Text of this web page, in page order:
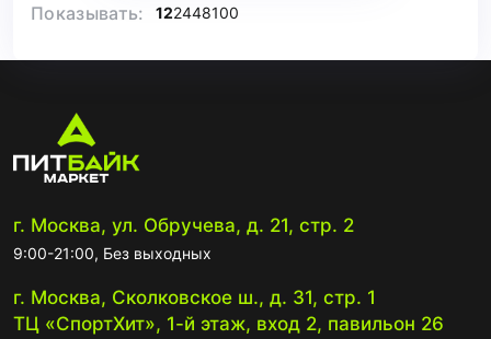
Показывать: 122448100
г. Москва, ул. Обручева, д. 21, стр. 2
9:00-21:00, Без выходных
г. Москва, Сколковское ш., д. 31, стр. 1
ТЦ «СпортХит», 1-й этаж, вход 2, павильон 26